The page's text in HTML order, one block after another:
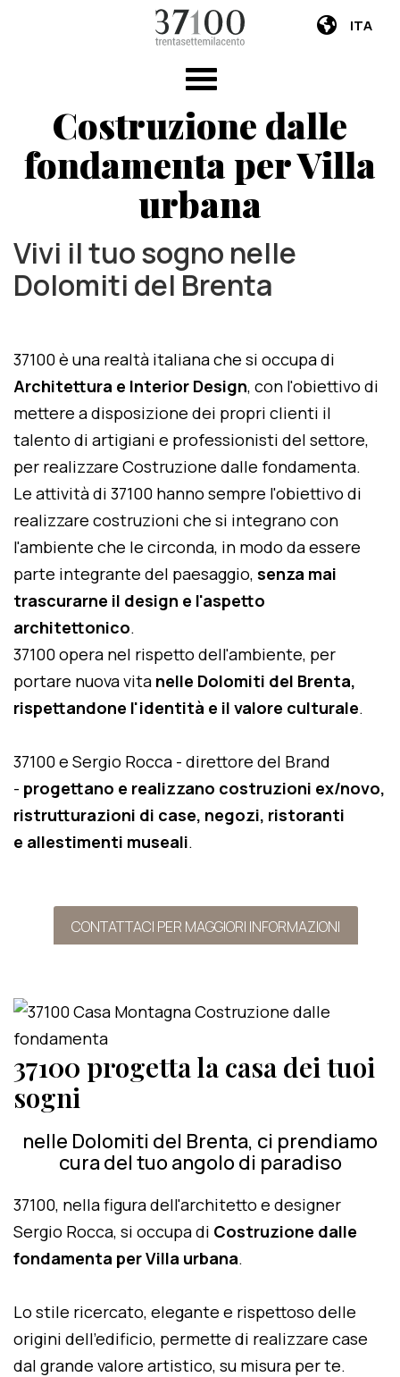
ITA
Costruzione dalle
fondamenta per Villa
urbana
Vivi il tuo sogno nelle
Dolomiti del Brenta
37100 è una realtà italiana che si occupa di
Architettura e Interior Design, con l'obiettivo di
mettere a disposizione dei propri clienti il
talento di artigiani e professionisti del settore,
per realizzare Costruzione dalle fondamenta.
Le attività di 37100 hanno sempre l'obiettivo di
realizzare costruzioni che si integrano con
l'ambiente che le circonda, in modo da essere
parte integrante del paesaggio, senza mai
trascurarne il design e l'aspetto
architettonico.
37100 opera nel rispetto dell'ambiente, per
portare nuova vita nelle Dolomiti del Brenta,
rispettandone l'identità e il valore culturale.
37100 e Sergio Rocca - direttore del Brand
- progettano e realizzano costruzioni ex/novo,
ristrutturazioni di case, negozi, ristoranti
e allestimenti museali.
CONTATTACI PER MAGGIORI INFORMAZIONI
37100 progetta la casa dei tuoi
sogni
nelle Dolomiti del Brenta, ci prendiamo
cura del tuo angolo di paradiso
37100, nella figura dell'architetto e designer
Sergio Rocca, si occupa di Costruzione dalle
fondamenta per Villa urbana.
Lo stile ricercato, elegante e rispettoso delle
origini dell'edificio, permette di realizzare case
dal grande valore artistico, su misura per te.